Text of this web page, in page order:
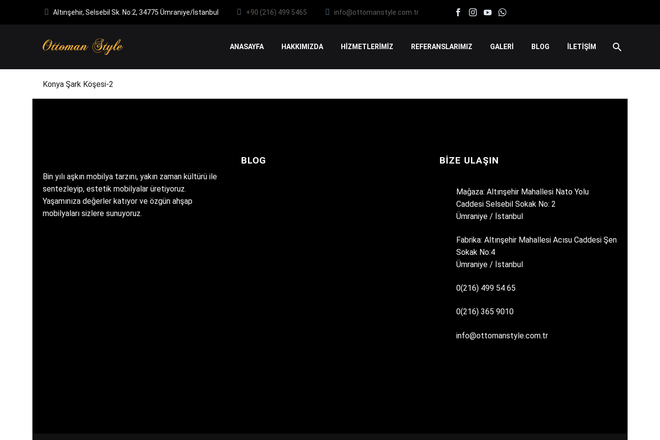
Altınşehir, Selsebil Sk. No:2, 34775 Ümraniye/İstanbul +90 (216) 499 5465 info@ottomanstyle.com.tr
ANASAYFA HAKKIMIZDA HİZMETLERİMİZ REFERANSLARIMIZ GALERİ BLOG İLETİŞİM
Konya Şark Köşesi-2
Bin yılı aşkın mobilya tarzını, yakın zaman kültürü ile
sentezleyip, estetik mobilyalar üretiyoruz.
Yaşamınıza değerler katıyor ve özgün ahşap
mobilyaları sizlere sunuyoruz.
BLOG BIZE ULAŞIN
Mağaza: Altınşehir Mahallesi Nato Yolu
Caddesi Selsebil Sokak No: 2
Ümraniye / İstanbul
Fabrika: Altınşehir Mahallesi Acısu Caddesi Şen
Sokak No:4
Ümraniye / İstanbul
0(216) 499 54 65
0(216) 365 9010
info@ottomanstyle.com.tr